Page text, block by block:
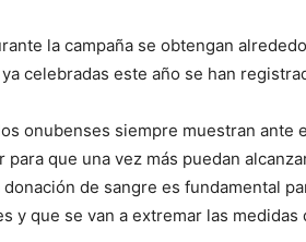
la campaña se obtengan
celebradas este año se han
onubenses siempre muestran ante
que una vez más puedan
de sangre es fundamental
y que se van a extremar las medidas